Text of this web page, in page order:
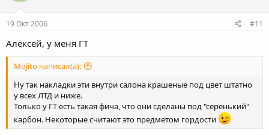
19 Окт 2006 #11
Алексей, у меня ГТ
Mojito написал(а):
Ну так накладки эти внутри салона крашеные под цвет штатно
у всех ЛТД и ниже.
Только у ГТ есть такая фича, что они сделаны под "серенький"
карбон. Некоторые считают это предметом гордости